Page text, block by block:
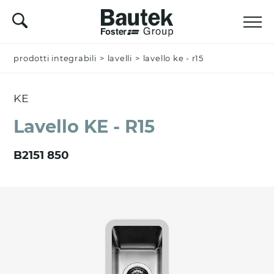
prodotti integrabili > lavelli > lavello ke - r15
KE
Lavello KE - R15
B2151 850
Nominativo *
Azienda